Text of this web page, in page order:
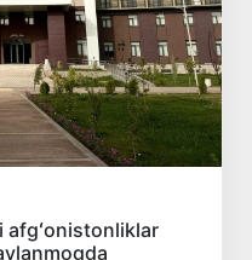
afgʻonistonliklar